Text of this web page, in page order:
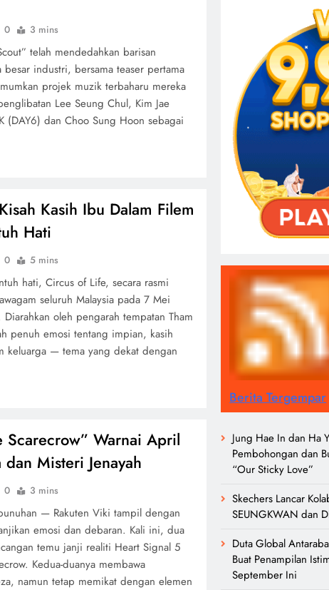
0 3 mins
telah mendedahkan barisan
industri, bersama teaser pertama
projek muzik terbaharu mereka
Lee Seung Chul, Kim Jae
(DAY6) dan Choo Sung Hoon sebagai
Kasih Ibu Dalam Filem
Hati
0 5 mins
hati, Circus of Life, secara rasmi
seluruh Malaysia pada 7 Mei
oleh pengarah tempatan Tham
penuh emosi tentang impian, kasih
keluarga — tema yang dekat dengan
Scarecrow” Warnai April
Misteri Jenayah
0 3 mins
— Rakuten Viki tampil dengan
emosi dan debaran. Kali ini, dua
temu janji realiti Heart Signal 5
Kedua-duanya membawa
namun tetap memikat dengan elemen
Berita Tergempar
Jung Hae In dan Ha
Pembohongan dan
“Our Sticky Love”
Skechers Lancar
SEUNGKWAN dan
Duta Global
Buat Penampilan
September Ini